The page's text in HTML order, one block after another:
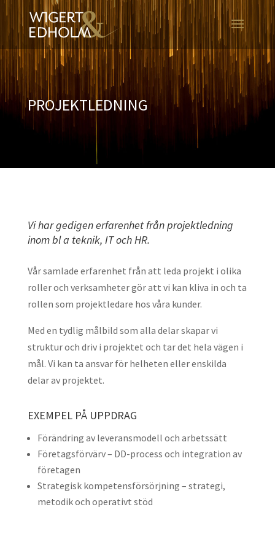
PROJEKTLEDNING
Vi har gedigen erfarenhet från projektledning
inom bl a teknik, IT och HR.
Vår samlade erfarenhet från att leda projekt i olika
roller och verksamheter gör att vi kan kliva in och ta
rollen som projektledare hos våra kunder.
Med en tydlig målbild som alla delar skapar vi
struktur och driv i projektet och tar det hela vägen i
mål. Vi kan ta ansvar för helheten eller enskilda
delar av projektet.
EXEMPEL PÅ UPPDRAG
Förändring av leveransmodell och arbetssätt
Företagsförvärv – DD-process och integration av
företagen
Strategisk kompetensförsörjning – strategi,
metodik och operativt stöd